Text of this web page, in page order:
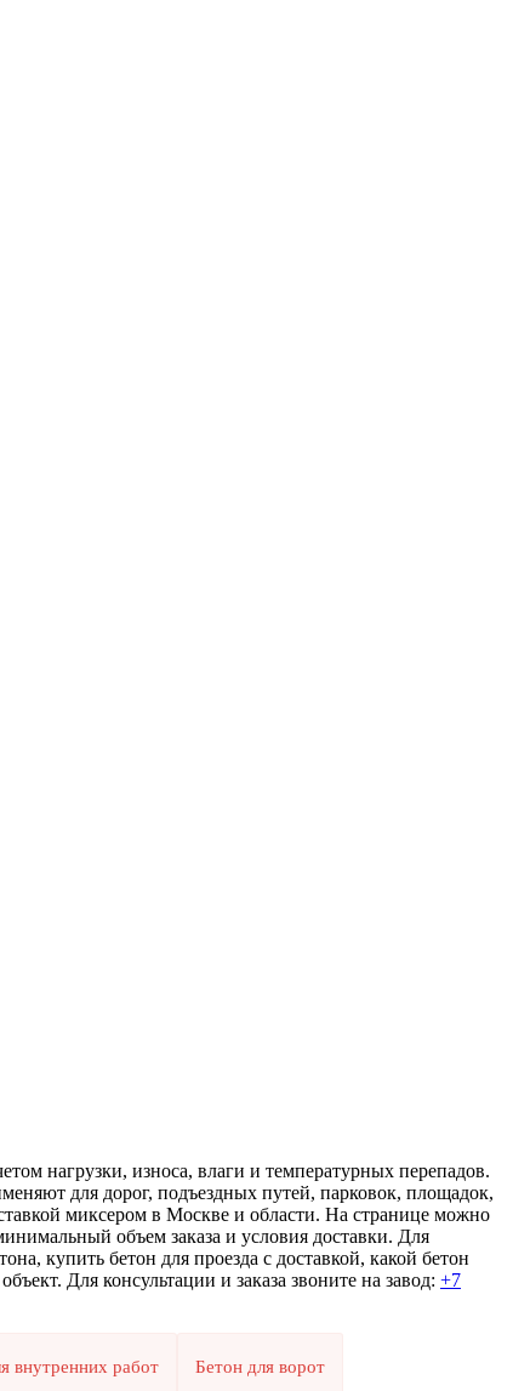
нагрузки, износа, влаги и температурных перепадов.
для дорог, подъездных путей, парковок, площадок,
миксером в Москве и области. На странице можно
объем заказа и условия доставки. Для
купить бетон для проезда с доставкой, какой бетон
Для консультации и заказа звоните на завод: +7
внутренних работ Бетон для ворот